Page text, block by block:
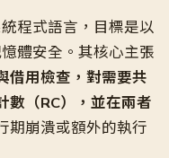
程式語言，目標是以
體安全。其核心主張
借用檢查，對需要共
數（RC），並在兩者
崩潰或額外的執行